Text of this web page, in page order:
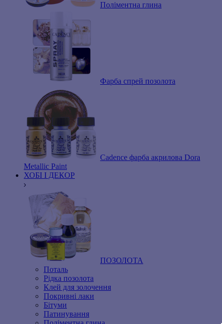
Поліментна глина
Фарба спрей позолота
Cadence фарба акрилова Dora
Metallic Paint
ХОБІ І ДЕКОР
ПОЗОЛОТА
Поталь
Рідка позолота
Клей для золочення
Покривні лаки
Бітуми
Патинування